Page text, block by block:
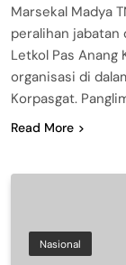
Marsekal Madya
peralihan jabatan
Letkol Pas
organisasi di
Korpasgat.
Read More
Nasional